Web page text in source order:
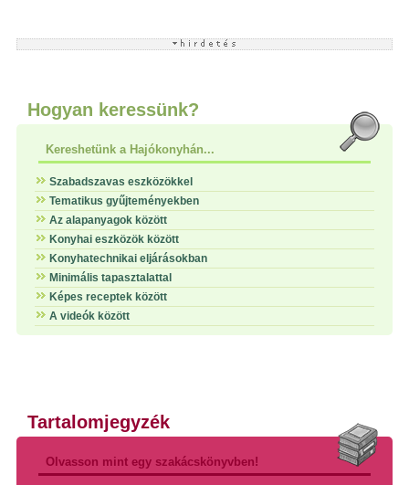
Hogyan keressünk?
Kereshetünk a Hajókonyhán...
Szabadszavas eszközökkel
Tematikus gyűjteményekben
Az alapanyagok között
Konyhai eszközök között
Konyhatechnikai eljárásokban
Minimális tapasztalattal
Képes receptek között
A videók között
Tartalomjegyzék
Olvasson mint egy szakácskönyvben!